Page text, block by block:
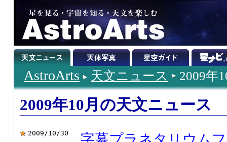
AstroArts 天文ニュース 2009年
2009年10月の天文ニュース
2009/10/30